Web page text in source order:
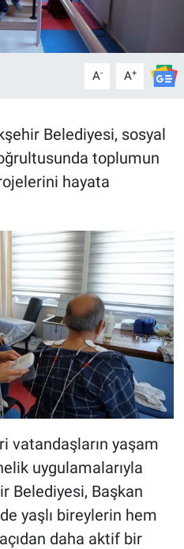
A- A+
Belediyesi, sosyal
toplumun
hayata
vatandaşların yaşam
uygulamalarıyla
Belediyesi, Başkan
yaşlı bireylerin hem
daha aktif bir